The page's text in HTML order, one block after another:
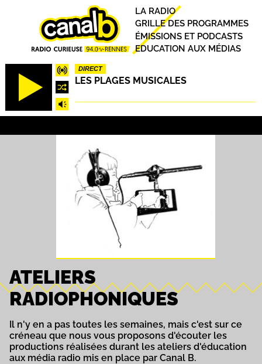
DIRECT
LES PLAGES MUSICALES
Principal
LA RADIO
GRILLE DES PROGRAMMES
ÉMISSIONS ET PODCASTS
EDUCATION AUX MÉDIAS
ATELIERS
RADIOPHONIQUES
Il n'y en a pas toutes les semaines, mais c'est sur ce
créneau que nous vous proposons d'écouter les
productions réalisées durant les ateliers d'éducation
aux média radio mis en place par Canal B.